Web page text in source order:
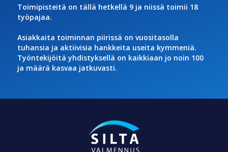
Toimipisteitä on tällä hetkellä 9 ja niissä toimii 18
työpajaa.
Asiakkaita toiminnan piirissä on vuositasolla
tuhansia ja aktiivisia hankkeita useita kymmeniä.
Työntekijöitä yhdistyksellä on kaikkiaan jo noin 100
ja määrä kasvaa jatkuvasti.